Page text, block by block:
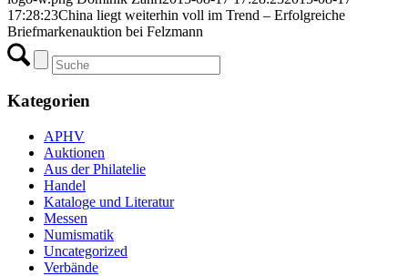
17:28:23China liegt weiterhin voll im Trend – Erfolgreiche
Briefmarkenauktion bei Felzmann
Kategorien
APHV
Auktionen
Aus der Philatelie
Handel
Kataloge und Literatur
Messen
Numismatik
Uncategorized
Verbände